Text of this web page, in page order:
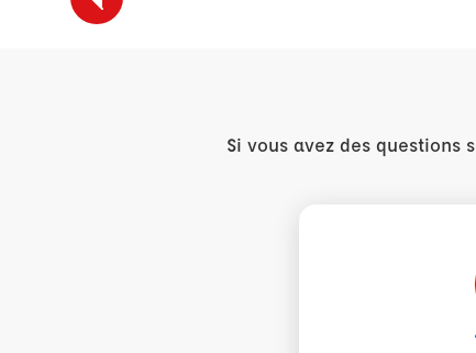
Si vous avez des questions